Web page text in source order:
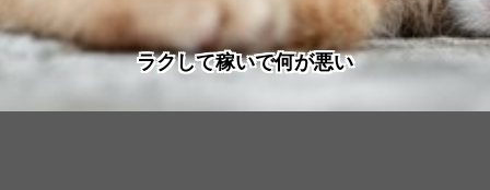
ラクして稼いで何が悪い